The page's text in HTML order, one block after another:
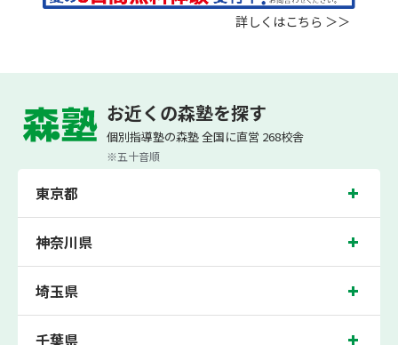
詳しくはこちら ＞＞
お近くの森塾を探す
個別指導塾の森塾 全国に直営 268校舎
※五十音順
東京都
神奈川県
埼玉県
千葉県